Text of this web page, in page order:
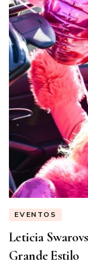
EVENTOS
Leticia
Grande Estilo